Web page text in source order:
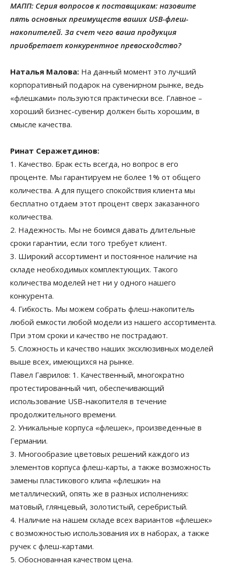
МАПП: Серия вопросов к поставщикам: назовите
пять основных преимуществ ваших USB-флеш-
накопителей. За счет чего ваша продукция
приобретает конкурентное превосходство?
Наталья Малова: На данный момент это лучший
корпоративный подарок на сувенирном рынке, ведь
«флешками» пользуются практически все. Главное –
хороший бизнес-сувенир должен быть хорошим, в
смысле качества.
Ринат Серажетдинов:
1. Качество. Брак есть всегда, но вопрос в его
проценте. Мы гарантируем не более 1% от общего
количества. А для пущего спокойствия клиента мы
бесплатно отдаем этот процент сверх заказанного
количества.
2. Надежность. Мы не боимся давать длительные
сроки гарантии, если того требует клиент.
3. Широкий ассортимент и постоянное наличие на
складе необходимых комплектующих. Такого
количества моделей нет ни у одного нашего
конкурента.
4. Гибкость. Мы можем собрать флеш-накопитель
любой емкости любой модели из нашего ассортимента.
При этом сроки и качество не пострадают.
5. Сложность и качество наших эксклюзивных моделей
выше всех, имеющихся на рынке.
Павел Гаврилов: 1. Качественный, многократно
протестированный чип, обеспечивающий
использование USB-накопителя в течение
продолжительного времени.
2. Уникальные корпуса «флешек», произведенные в
Германии.
3. Многообразие цветовых решений каждого из
элементов корпуса флеш-карты, а также возможность
замены пластикового клипа «флешки» на
металлический, опять же в разных исполнениях:
матовый, глянцевый, золотистый, серебристый.
4. Наличие на нашем складе всех вариантов «флешек»
с возможностью использования их в наборах, а также
ручек с флеш-картами.
5. Обоснованная качеством цена.